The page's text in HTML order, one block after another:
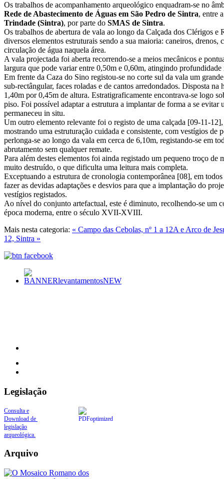
Os trabalhos de acompanhamento arqueológico enquadram-se no
Rede de Abastecimento de Águas em São Pedro de Sintra, entre
Trindade (Sintra), por parte do SMAS de Sintra.
Os trabalhos de abertura de vala ao longo da Calçada dos Clérigos e
diversos elementos estruturais sendo a sua maioria: caneiros, drenos,
circulação de água naquela área.
A vala projectada foi aberta recorrendo-se a meios mecânicos e
largura que pode variar entre 0,50m e 0,60m, atingindo
Em frente da Caza do Sino registou-se no corte sul da vala um
sub-rectângular, faces roladas e de cantos arredondados. Disposta
1,40m por 0,45m de altura. Estratigraficamente encontrava-se logo
piso. Foi possível adaptar a estrutura a implantar de forma a se evitar
permaneceu in situ.
Um outro elemento relevante foi o registo de uma calçada [09-11-
mostrando uma estruturação cuidada e consistente, com vestígios de
perlonga-se ao longo da vala em cerca de 6,10m, registando-se em
abrutamento sem qualquer remate.
Para além destes elementos foi ainda registado um pequeno troço de
muito destruído, o que dificulta uma leitura mais completa.
Exceptuando a estrutura de cronologia contemporânea [08], em
fazer as devidas adaptações e desvios para que a implantação do
vestígios registados.
Ao nível do conjunto artefactual, este é diminuto, recolhendo-se um
época moderna, entre o século XVII-XVIII.
Mais nesta categoria: « Campo das Cebolas, nº 1 a 12A e Arco de
12, Sintra »
Legislação
Consulta e
Download de
legislação
arqueológica.
Arquivo